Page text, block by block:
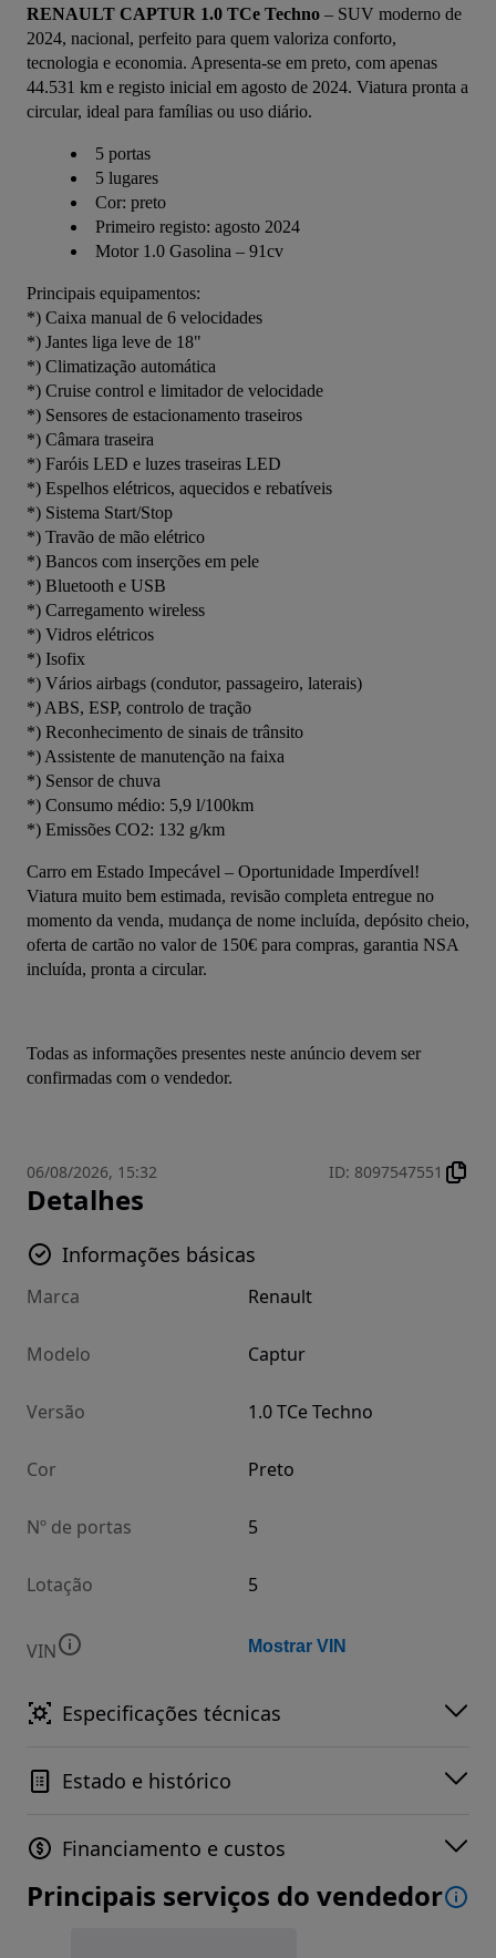
RENAULT CAPTUR 1.0 TCe Techno – SUV moderno de
2024, nacional, perfeito para quem valoriza conforto,
tecnologia e economia. Apresenta-se em preto, com apenas
44.531 km e registo inicial em agosto de 2024. Viatura pronta a
circular, ideal para famílias ou uso diário.
5 portas
5 lugares
Cor: preto
Primeiro registo: agosto 2024
Motor 1.0 Gasolina – 91cv
Principais equipamentos:
*) Caixa manual de 6 velocidades
*) Jantes liga leve de 18"
*) Climatização automática
*) Cruise control e limitador de velocidade
*) Sensores de estacionamento traseiros
*) Câmara traseira
*) Faróis LED e luzes traseiras LED
*) Espelhos elétricos, aquecidos e rebatíveis
*) Sistema Start/Stop
*) Travão de mão elétrico
*) Bancos com inserções em pele
*) Bluetooth e USB
*) Carregamento wireless
*) Vidros elétricos
*) Isofix
*) Vários airbags (condutor, passageiro, laterais)
*) ABS, ESP, controlo de tração
*) Reconhecimento de sinais de trânsito
*) Assistente de manutenção na faixa
*) Sensor de chuva
*) Consumo médio: 5,9 l/100km
*) Emissões CO2: 132 g/km
Carro em Estado Impecável – Oportunidade Imperdível!
Viatura muito bem estimada, revisão completa entregue no
momento da venda, mudança de nome incluída, depósito cheio,
oferta de cartão no valor de 150€ para compras, garantia NSA
incluída, pronta a circular.
Todas as informações presentes neste anúncio devem ser
confirmadas com o vendedor.
06/08/2026, 15:32 ID: 8097547551
Detalhes
Informações básicas
Marca Renault
Modelo Captur
Versão 1.0 TCe Techno
Cor Preto
Nº de portas 5
Lotação 5
VIN Mostrar VIN
Especificações técnicas
Estado e histórico
Financiamento e custos
Principais serviços do vendedor